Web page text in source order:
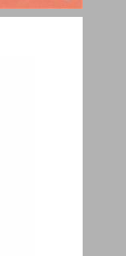
אות חית ... 1